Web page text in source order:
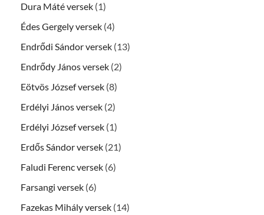
Dura Máté versek (1)
Édes Gergely versek (4)
Endrődi Sándor versek (13)
Endrődy János versek (2)
Eötvös József versek (8)
Erdélyi János versek (2)
Erdélyi József versek (1)
Erdős Sándor versek (21)
Faludi Ferenc versek (6)
Farsangi versek (6)
Fazekas Mihály versek (14)